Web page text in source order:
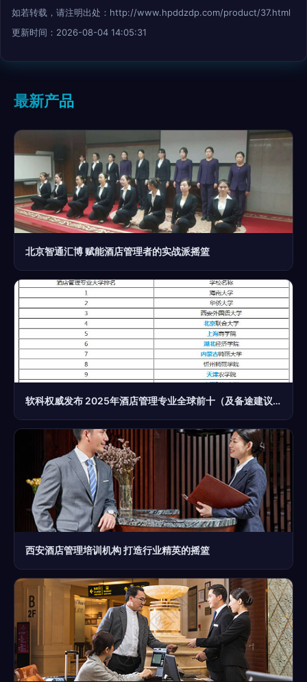
如若转载，请注明出处：http://www.hpddzdp.com/product/37.html
更新时间：2026-08-04 14:05:31
最新产品
北京智通汇博 赋能酒店管理者的实战派摇篮
软科权威发布 2025年酒店管理专业全球前十（及备途建议）
西安酒店管理培训机构 打造行业精英的摇篮